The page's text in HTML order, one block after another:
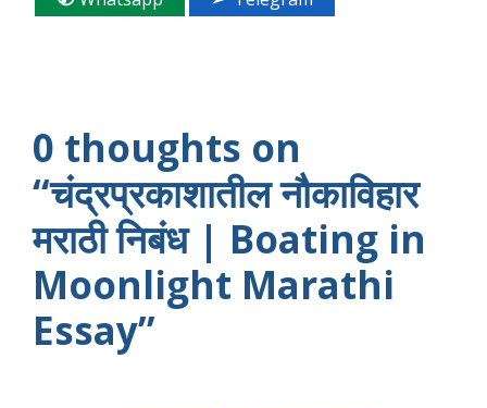
0 thoughts on
“चंद्रप्रकाशातील नौकाविहार
मराठी निबंध | Boating in
Moonlight Marathi
Essay”